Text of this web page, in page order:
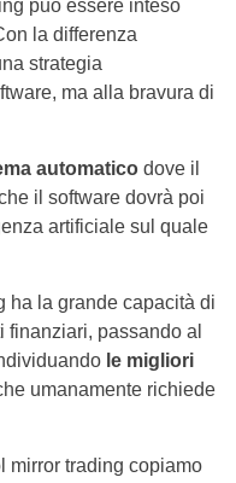
può essere inteso
la differenza
strategia
ma alla bravura di
automatico dove il
il software dovrà poi
artificiale sul quale
ha la grande capacità di
finanziari, passando al
le migliori
umanamente richiede
mirror trading copiamo